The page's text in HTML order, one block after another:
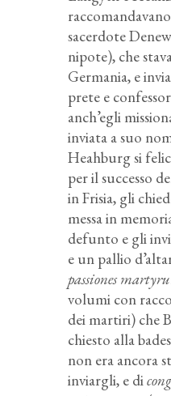
sacerdote
nipote), che
Germania, e
prete e
anch’egli
inviata a suo
Heahburg si
per il successo
in Frisia, gli
messa in
defunto e gli
e un pallio
passiones
volumi con
dei martiri) che
chiesto alla
non era ancora
inviargli, e di